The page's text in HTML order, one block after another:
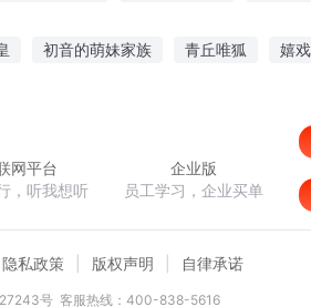
初音的萌妹家族 青丘唯狐 嬉
网平台
，听我想听
企业版
员工学习，企业买单
隐私政策 版权声明 自律承诺
号 客服热线：400-838-5616